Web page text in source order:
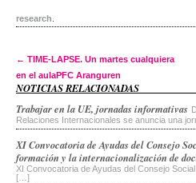
research
Post
← TIME-LAPSE. Un martes cualquiera
en el aulaPFC Aranguren
NOTICIAS RELACIONADAS
Trabajar en la UE, jornadas informativas
Relaciones Internacionales se anuncia una
XI Convocatoria de Ayudas del Consejo
formación y la internacionalización de
XI Convocatoria de Ayudas del Consejo
[…]